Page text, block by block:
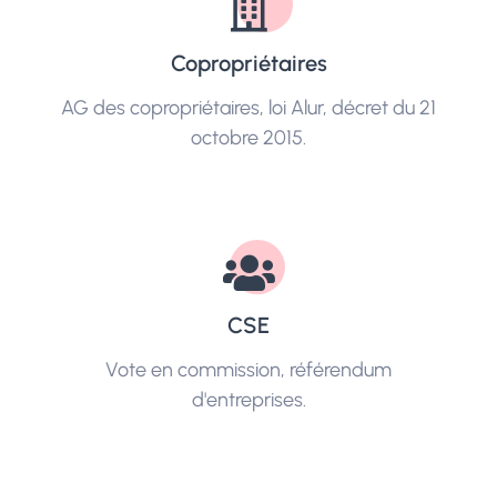
Copropriétaires
AG des copropriétaires, loi Alur, décret du 21
octobre 2015.
CSE
Vote en commission, référendum
d'entreprises.